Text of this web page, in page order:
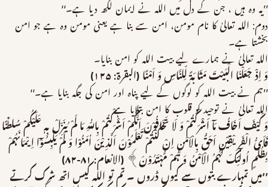
’’یہ وہ ہیں ، جن کے دل میں اللہ نے ایمان لکھ دیا ہے۔‘‘
دوم: اللہ تعالیٰ کا نام مومن، امن سے بنا ہے یعنی مومن وہ ہے جو امن
بخشتا ہے۔
اللہ تعالیٰ نے ہمارے لیے بیت اللہ کو امن بنایا۔
وَ اِذْ جَعَلْنَا الْبَیْتَ مَثَابَۃً لِّلنَّاسِ وَ اَمْنًا (البقرۃ: ۱۲۵)
’’ہم نے بیت اللہ کو لوگوں کے لیے پناہ اور امن کی جگہ بنایا ہے۔‘‘
اللہ تعالیٰ نے توحید کو قلوب کا امن بتلایا ہے
وَ کَیْفَ اَخَافُ مَآ اَشْرَکْتُمْ وَ لَا تَخَافُوْنَ اَنَّکُمْ اَشْرَکْتُمْ بِاللّٰہِ مَا لَمْ یُنَزِّلْ بِہٖ عَلَیْکُمْ سُلْطٰنًا
فَاَیُّ الْفَرِیْقِیْنِ اَحَقُّ بِالْاَمْنِ اِنْ کُنْتُمْ تَعْلَمُوْنَ اَلَّذِیْنَ اٰمَنُوْا وَ لَمْ یَلْبِسُوْٓا اِیْمَانَہُمْ
بِظُلْمٍ اُولٰٓئِکَ لَہُمُ الْاَمْنُ وَ ہُمْ مُّہْتَدُوْنَ﴾ (الانعام: ۸۱-۸۲)
’’میں تمہارے بتوں سے کیوں ڈروں ۔ تم تو اللہ کیس اتھ شرک کرتے